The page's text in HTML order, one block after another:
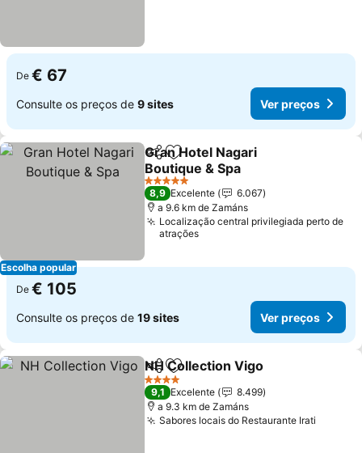
De € 67
Consulte os preços de 9 sites Ver preços
Escolha popular
PartilharAdicionar aos favoritos
Gran Hotel Nagari
Boutique & Spa
5 Estrelas
8,9 Excelente
6.067
a 9.6 km de Zamáns
Localização central privilegiada perto de
atrações
De € 105
Consulte os preços de 19 sites Ver preços
PartilharAdicionar aos favoritos
NH Collection Vigo
4 Estrelas
9,1 Excelente
8.499
a 9.3 km de Zamáns
Sabores locais do Restaurante Irati